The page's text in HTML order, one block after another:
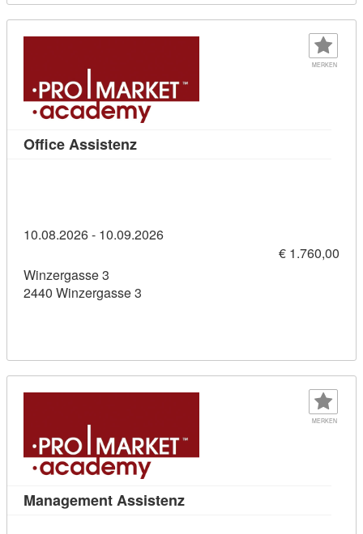
MERKEN
Office AssistenzKursdetail: Office Assistenz
10.08.2026 - 10.09.2026
€ 1.760,00
Winzergasse 3
2440 Winzergasse 3
MERKEN
Management AssistenzKursdetail: Management